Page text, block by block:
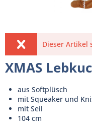
Dieser Artikel
XMAS
aus Softplüsch
mit Squeaker und
mit Seil
104 cm